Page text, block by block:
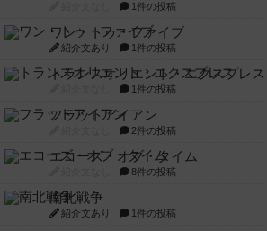
1件の投稿
ワン・トゥ・ファイブ
紹介文あり 1件の投稿
トランスオリエント・エクスプレス
1件の投稿
フラットアイアン
2件の投稿
エコーズ・オブ・タイム
8件の投稿
南北戦争
紹介文あり 1件の投稿